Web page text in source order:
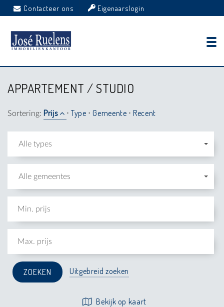
Contacteer ons Eigenaarslogin
APPARTEMENT / STUDIO
Sortering: Prijs ⋅ Type ⋅Gemeente ⋅ Recent
Alle types
Alle gemeentes
Uitgebreid zoeken
Bekijk op kaart